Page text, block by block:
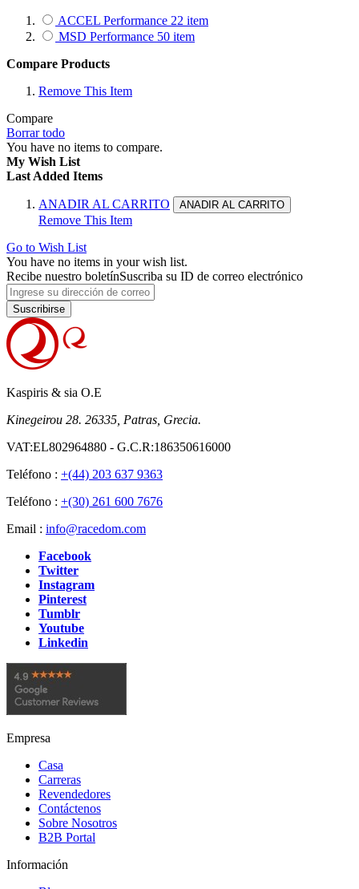
ACCEL Performance 22 item
MSD Performance 50 item
Compare Products
Remove This Item
Compare
Borrar todo
You have no items to compare.
My Wish List
Last Added Items
ANADIR AL CARRITO ANADIR AL CARRITO
Remove This Item
Go to Wish List
You have no items in your wish list.
Recibe nuestro boletínSuscriba su ID de correo electrónico
Suscribirse
Kaspiris & sia O.E
Kinegeirou 28. 26335, Patras, Grecia.
VAT:EL802964880 - G.C.R:186350616000
Teléfono : +(44) 203 637 9363
Teléfono : +(30) 261 600 7676
Email : info@racedom.com
Facebook
Twitter
Instagram
Pinterest
Tumblr
Youtube
Linkedin
Empresa
Casa
Carreras
Revendedores
Contáctenos
Sobre Nosotros
B2B Portal
Información